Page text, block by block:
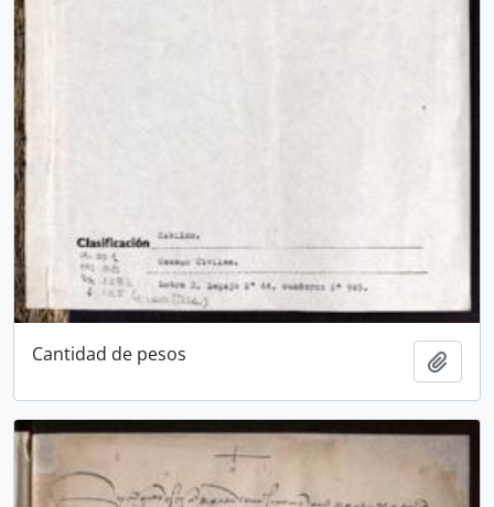
Cantidad de pesos